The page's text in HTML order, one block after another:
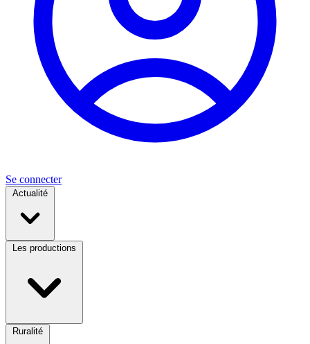
Se connecter
Actualité
Les productions
Ruralité